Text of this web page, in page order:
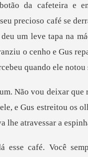
precioso café se
um leve tapa na
e Gus estreitou os
Você